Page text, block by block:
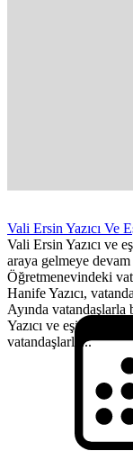
Vali Ersin Yazıcı Ve
Vali Ersin Yazıcı ve
araya gelmeye
Öğretmenevindeki
Hanife Yazıcı,
Ayında
Yazıcı ve eşi Hanife
vatandaşlarla...